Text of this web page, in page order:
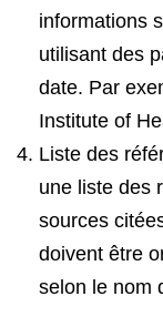
informations
utilisant des
date. Par
Institute of
Liste des
une liste des
sources
doivent être
selon le nom